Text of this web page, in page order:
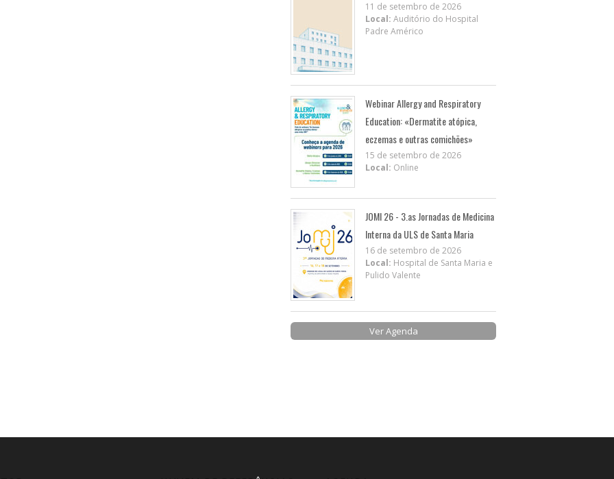
11 de setembro de 2026
Local: Auditório do Hospital
Padre Américo
Webinar Allergy and Respiratory
Education: «Dermatite atópica,
eczemas e outras comichões»
15 de setembro de 2026
Local: Online
JOMI 26 - 3.as Jornadas de Medicina
Interna da ULS de Santa Maria
16 de setembro de 2026
Local: Hospital de Santa Maria e
Pulido Valente
Ver Agenda